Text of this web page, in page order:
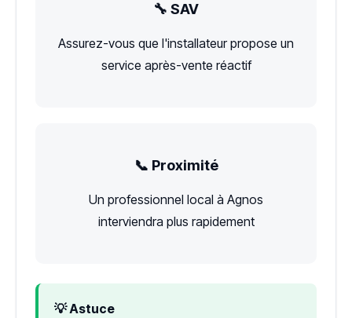
🔧 SAV
Assurez-vous que l'installateur propose un
service après-vente réactif
📞 Proximité
Un professionnel local à Agnos
interviendra plus rapidement
💡 Astuce